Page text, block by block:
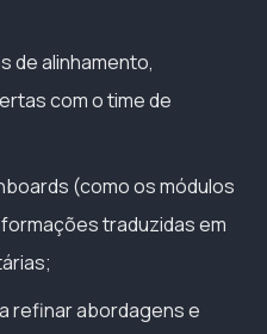
de alinhamento,
com o time de
(como os módulos
traduzidas em
refinar abordagens e